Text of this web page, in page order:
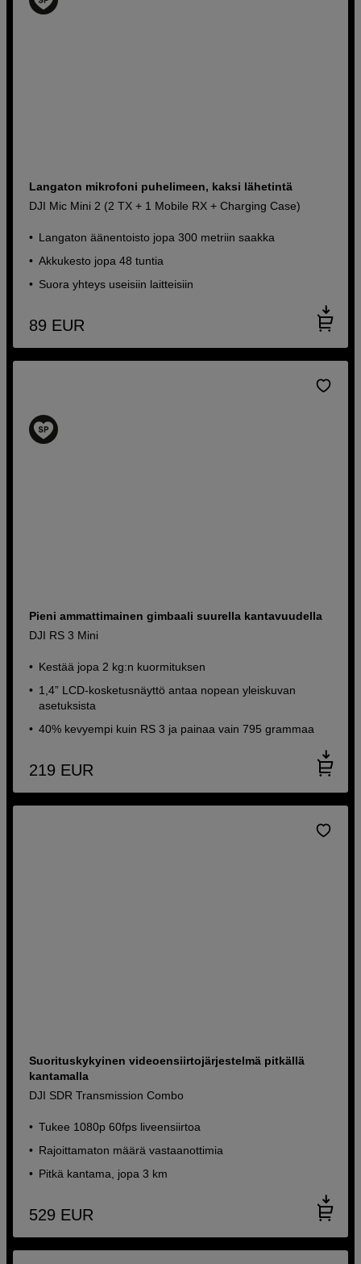
Langaton mikrofoni puhelimeen, kaksi lähetintä
DJI Mic Mini 2 (2 TX + 1 Mobile RX + Charging Case)
Langaton äänentoisto jopa 300 metriin saakka
Akkukesto jopa 48 tuntia
Suora yhteys useisiin laitteisiin
89 EUR
Pieni ammattimainen gimbaali suurella kantavuudella
DJI RS 3 Mini
Kestää jopa 2 kg:n kuormituksen
1,4” LCD-kosketusnäyttö antaa nopean yleiskuvan
asetuksista
40% kevyempi kuin RS 3 ja painaa vain 795 grammaa
219 EUR
Suorituskykyinen videoensiirtojärjestelmä pitkällä
kantamalla
DJI SDR Transmission Combo
Tukee 1080p 60fps liveensiirtoa
Rajoittamaton määrä vastaanottimia
Pitkä kantama, jopa 3 km
529 EUR